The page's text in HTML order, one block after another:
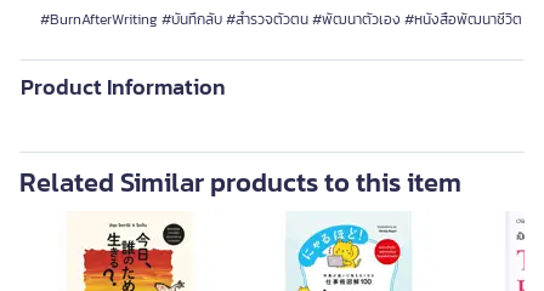
#BurnAfterWriting #บันทึกลับ #สำรวจตัวตน #พัฒนาตัวเอง #หนังสือพัฒนาชีวิต
Product Information
Related Similar products to this item